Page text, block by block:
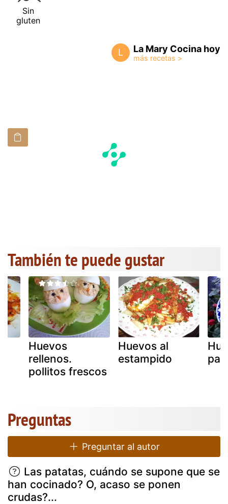
Sin
gluten
L La Mary Cocina hoy
También te puede gustar
Huevos
rellenos.
pollitos frescos
Huevos al
estampido
Preguntas
Preguntar al autor
Las patatas, cuándo se supone que se
han cocinado? O, acaso se ponen
crudas?...